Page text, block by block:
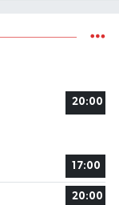
20:00
17:00
20:00